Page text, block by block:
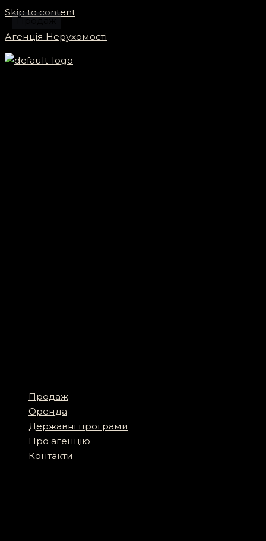
Skip to content
Агенція Нерухомості
Продаж
Оренда
Державні програми
Про агенцію
Контакти
Продаж